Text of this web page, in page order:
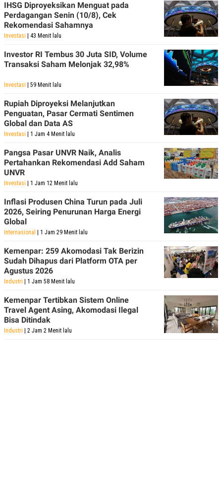
IHSG Diproyeksikan Menguat pada
Perdagangan Senin (10/8), Cek
Rekomendasi Sahamnya
Investasi | 43 Menit lalu
Investor RI Tembus 30 Juta SID, Volume
Transaksi Saham Melonjak 32,98%
Investasi | 59 Menit lalu
Rupiah Diproyeksi Melanjutkan
Penguatan, Pasar Cermati Sentimen
Global dan Data AS
Investasi | 1 Jam 4 Menit lalu
Pangsa Pasar UNVR Naik, Analis
Pertahankan Rekomendasi Add Saham
UNVR
Investasi | 1 Jam 12 Menit lalu
Inflasi Produsen China Turun pada Juli
2026, Seiring Penurunan Harga Energi
Global
Internasional | 1 Jam 29 Menit lalu
Kemenpar: 259 Akomodasi Tak Berizin
Sudah Dihapus dari Platform OTA per
Agustus 2026
Industri | 1 Jam 58 Menit lalu
Kemenpar Tertibkan Sistem Online
Travel Agent Asing, Akomodasi Ilegal
Bisa Ditindak
Industri | 2 Jam 2 Menit lalu